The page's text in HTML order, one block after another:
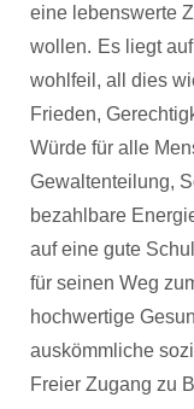
eine lebenswerte
wollen. Es liegt
wohlfeil, all dies
Frieden,
Würde für alle
Gewaltenteilung,
bezahlbare
auf eine gute
für seinen Weg
hochwertige
auskömmliche
Freier Zugang zu